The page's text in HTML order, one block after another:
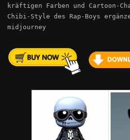
kräftigen Farben und Cartoon-
Chibi-Style des Rap-Boys
midjourney